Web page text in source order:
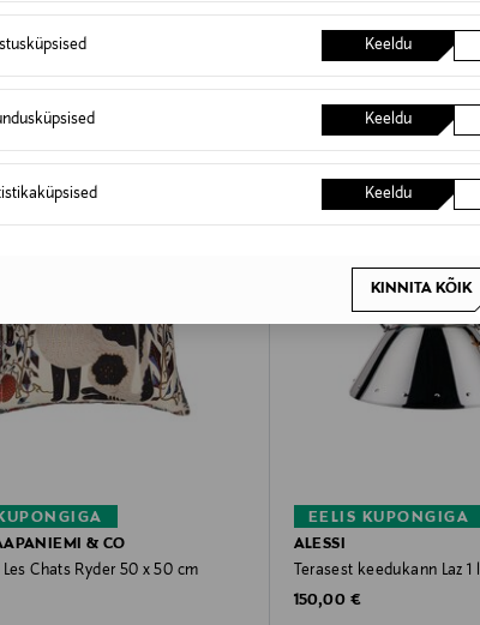
Keeldu
Keeldu
Keeldu
KINNITA KÕIK
& CO
Chats Ryder 50 x 50 cm
EELIS KUPONGIGA
ALESSI
Terasest keedukann Laz 1 l
Original Price
150,00 €